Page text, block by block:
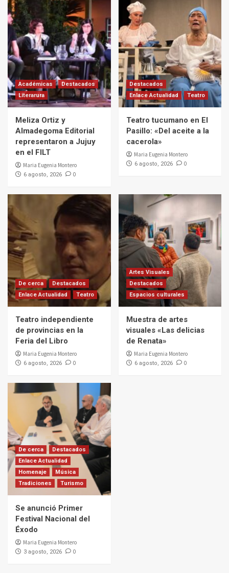
Académicas
Destacados
Literarura
Meliza Ortiz y
Almadegoma Editorial
representaron a Jujuy
en el FILT
Maria Eugenia Montero
6 agosto, 2026 0
Destacados
Enlace Actualidad
Teatro
Teatro tucumano en El
Pasillo: «Del aceite a la
cacerola»
Maria Eugenia Montero
6 agosto, 2026 0
De cerca
Destacados
Enlace Actualidad
Teatro
Teatro independiente
de provincias en la
Feria del Libro
Maria Eugenia Montero
6 agosto, 2026 0
Artes Visuales
Destacados
Espacios culturales
Muestra de artes
visuales «Las delicias
de Renata»
Maria Eugenia Montero
6 agosto, 2026 0
De cerca
Destacados
Enlace Actualidad
Homenaje
Música
Tradiciones
Turismo
Se anunció Primer
Festival Nacional del
Éxodo
Maria Eugenia Montero
3 agosto, 2026 0